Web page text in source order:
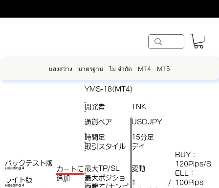
แสงสว่าง มาตรฐาน ไม่ จำกัด MT4 MT5
バックテスト版
YMS-18(MT4)
開発者 TNK
最大ポジショ
1
Heading 4
​カートに
追加
Heading 4
ライト版
USDJPY
通貨ペア
取引スタイル デイ
最大TP/SL 変動
/
BUY：
120Pips/S
ELL：
100Pips
両建て/ナンピ
時間足 15分足